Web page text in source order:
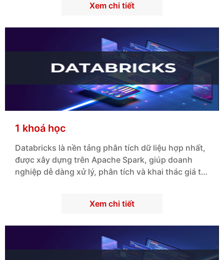
kiểm thử xâm nhập, ứng phó sự cố, tình báo an
Xem chi tiết
1 khoá học
Databricks là nền tảng phân tích dữ liệu hợp nhất,
được xây dựng trên Apache Spark, giúp doanh
nghiệp dễ dàng xử lý, phân tích và khai thác giá trị
Xem chi tiết